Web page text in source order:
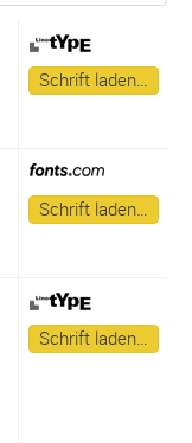
Schrift laden…
Schrift laden…
Schrift laden…